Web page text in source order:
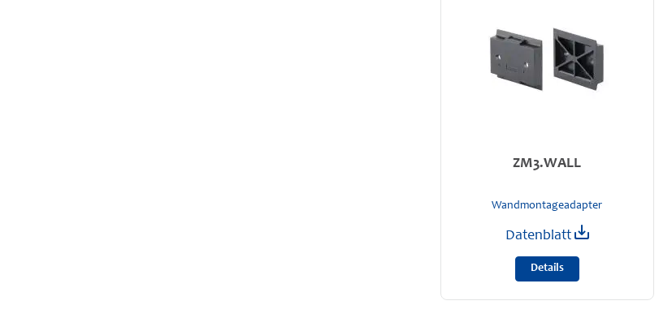
ZM3.WALL
Wandmontageadapter
Datenblatt
Details